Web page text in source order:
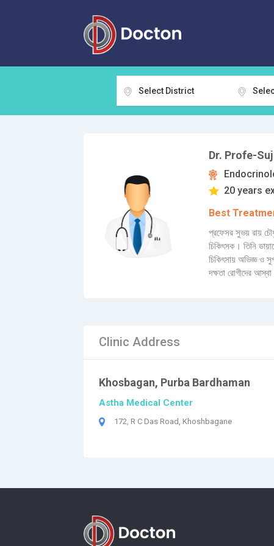
Select District
Dr. Profe-
20 years
Best
প্রফেসর সুভয় রায়
চিকিৎসক। তিনি
চিকিৎসায় অভিজ্ঞ ও
দক্ষতা রোগীদের
Clinic Address
Khosbagan, Purba Bardhaman
Astha Medical Center
172, R C Das Road, Khoshbagane